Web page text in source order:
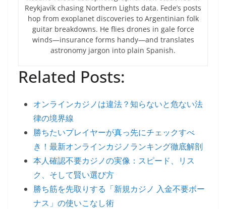
Reykjavík chasing Northern Lights data. Fede’s posts
hop from exoplanet discoveries to Argentinian folk
guitar breakdowns. He flies drones in gale force
winds—insurance forms handy—and translates
astronomy jargon into plain Spanish.
Related Posts:
オンラインカジノは違法？知らないと危ない法
律の境界線
勝ちたいプレイヤーが真っ先にチェックすべ
き！最新オンラインカジノランキング徹底解剖
本人確認不要カジノの実像：スピード、リス
ク、そして賢い選び方
勝ち筋を先取りする「新規カジノ 入金不要ボー
ナス」の使いこなし術